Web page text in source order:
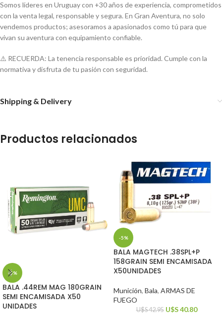
Somos líderes en Uruguay con +30 años de experiencia, comprometidos
con la venta legal, responsable y segura. En Gran Aventura, no solo
vendemos productos; asesoramos a apasionados como tú para que
vivan su aventura con equipamiento confiable.
⚠️ RECUERDA: La tenencia responsable es prioridad. Cumple con la
normativa y disfruta de tu pasión con seguridad.
Shipping & Delivery
Productos relacionados
-5%
BALA .44REM MAG 180GRAIN
SEMI ENCAMISADA X50
UNIDADES
-5%
BALA MAGTECH .38SPL+P
158GRAIN SEMI ENCAMISADA
X50UNIDADES
Munición, Bala, ARMAS DE
FUEGO
U$S42.95 U$S40.80